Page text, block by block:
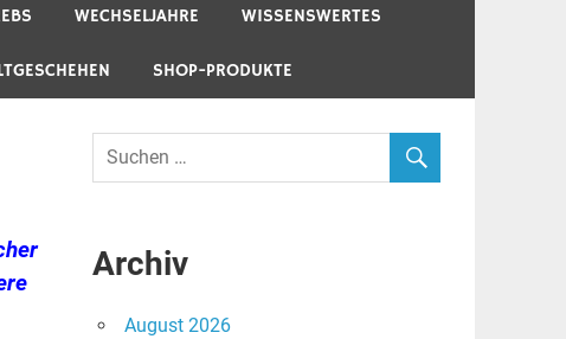
WECHSELJAHRE WISSENSWERTES
SHOP-PRODUKTE
Archiv
August 2026